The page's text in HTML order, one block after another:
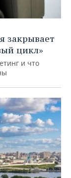
закрывает
цикл»
и что